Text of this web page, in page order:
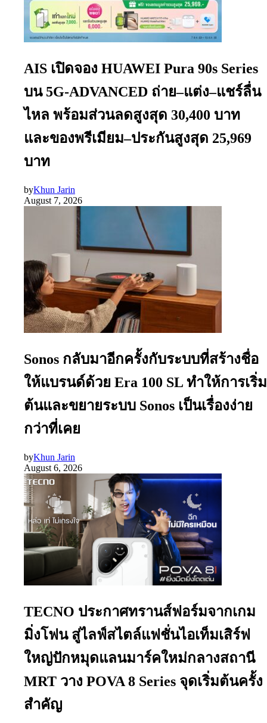
AIS เปิดจอง HUAWEI Pura 90s Series
บน 5G-ADVANCED ถ่าย–แต่ง–แชร์ลื่น
ไหล พร้อมส่วนลดสูงสุด 30,400 บาท
และของพรีเมียม–ประกันสูงสุด 25,969
บาท
byKhun Jarin
August 7, 2026
Sonos กลับมาอีกครั้งกับระบบที่สร้างชื่อ
ให้แบรนด์ด้วย Era 100 SL ทำให้การเริ่ม
ต้นและขยายระบบ Sonos เป็นเรื่องง่าย
กว่าที่เคย
byKhun Jarin
August 6, 2026
TECNO ประกาศทรานส์ฟอร์มจากเกม
มิ่งโฟน สู่ไลฟ์สไตล์แฟชั่นไอเท็มเสิร์ฟ
ใหญ่ปักหมุดแลนมาร์คใหม่กลางสถานี
MRT วาง POVA 8 Series จุดเริ่มต้นครั้ง
สำคัญ